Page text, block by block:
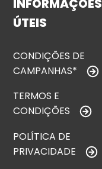
INFORMAÇÕES
ÚTEIS
CONDIÇÕES DE
CAMPANHAS*
TERMOS E
CONDIÇÕES
POLÍTICA DE
PRIVACIDADE